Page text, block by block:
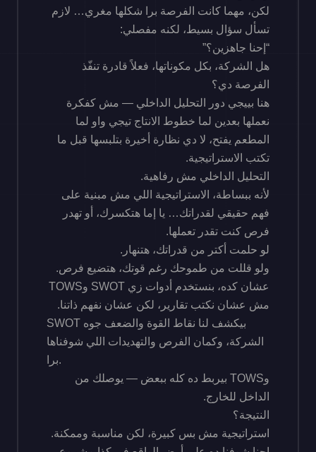
لكن، مهما كانت الفرصة برا شكلها مغري… لازم
تسأل سؤال بسيط، لكنه مفصلي:
“إحنا جاهزين؟”
هل الشركة، بكل مكوناتها، فعلاً قادرة تنفّذ
الفرصة دي؟
هنا بييجي دور التحليل الداخلي — مش كفكرة
نعملها بعدين لما خطوط الانتاج تيجي واو لما
المطعم يفتح، لا دي نظارة أخيرة بتلبسها قبل ما
تكتب الاستراتيجية.
التحليل الداخلي مش رفاهية.
لأنه ببساطة، الاستراتيجية اللي مش مبنية على
فهم حقيقي لقدراتك… يا إما هتكسرك، أو تهدر
فرص كنت تقدر تعملها.
لو حلمت أكتر من قدراتك، هتنهار.
ولو قللت من طموحك رغم قوتك، هتضيع فرص.
عشان كده، بنستخدم أدوات زي SWOT وTOWS
مش عشان نكتب تقارير، لكن عشان نفهم ذاتنا.
SWOT بيكشف لنا نقاط القوة والضعف جوه
الشركة، وكمان الفرص والتهديدات اللي شوفناها
برا.
وTOWS بيربط ده كله ببعض — يوصلك من
الداخل للخارج.
النتيجة؟
استراتيجية مش بس كبيرة، لكن مناسبة وممكنة.